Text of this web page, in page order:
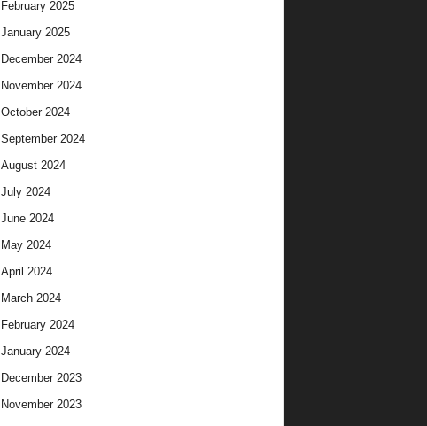
February 2025
January 2025
December 2024
November 2024
October 2024
September 2024
August 2024
July 2024
June 2024
May 2024
April 2024
March 2024
February 2024
January 2024
December 2023
November 2023